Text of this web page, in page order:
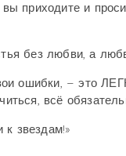
приходите и
без любви, а
ошибки, – это
всё
к звездам!»